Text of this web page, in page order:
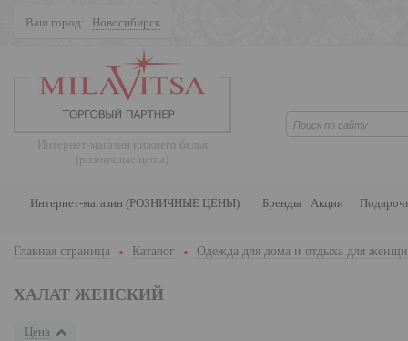
Ваш город: Новосибирск
Интернет-магазин нижнего белья
(розничные цены)
Интернет-магазин (РОЗНИЧНЫЕ ЦЕНЫ) Бренды Акции
Главная страница Каталог Одежда для дома и отдыха для
ХАЛАТ ЖЕНСКИЙ
Цена